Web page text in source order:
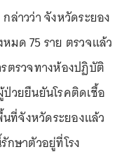
ล่าวว่า จังหวัดระยอง
มด 75 ราย ตรวจแล้ว
ตรวจทางห้องปฏิบัติ
วยยืนยันโรคติดเชื้อ
นที่จังหวัดระยองแล้ว
กษาตัวอยู่ที่โรง